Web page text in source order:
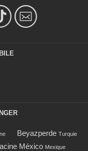
Beyazperde Turquie
México Mexique